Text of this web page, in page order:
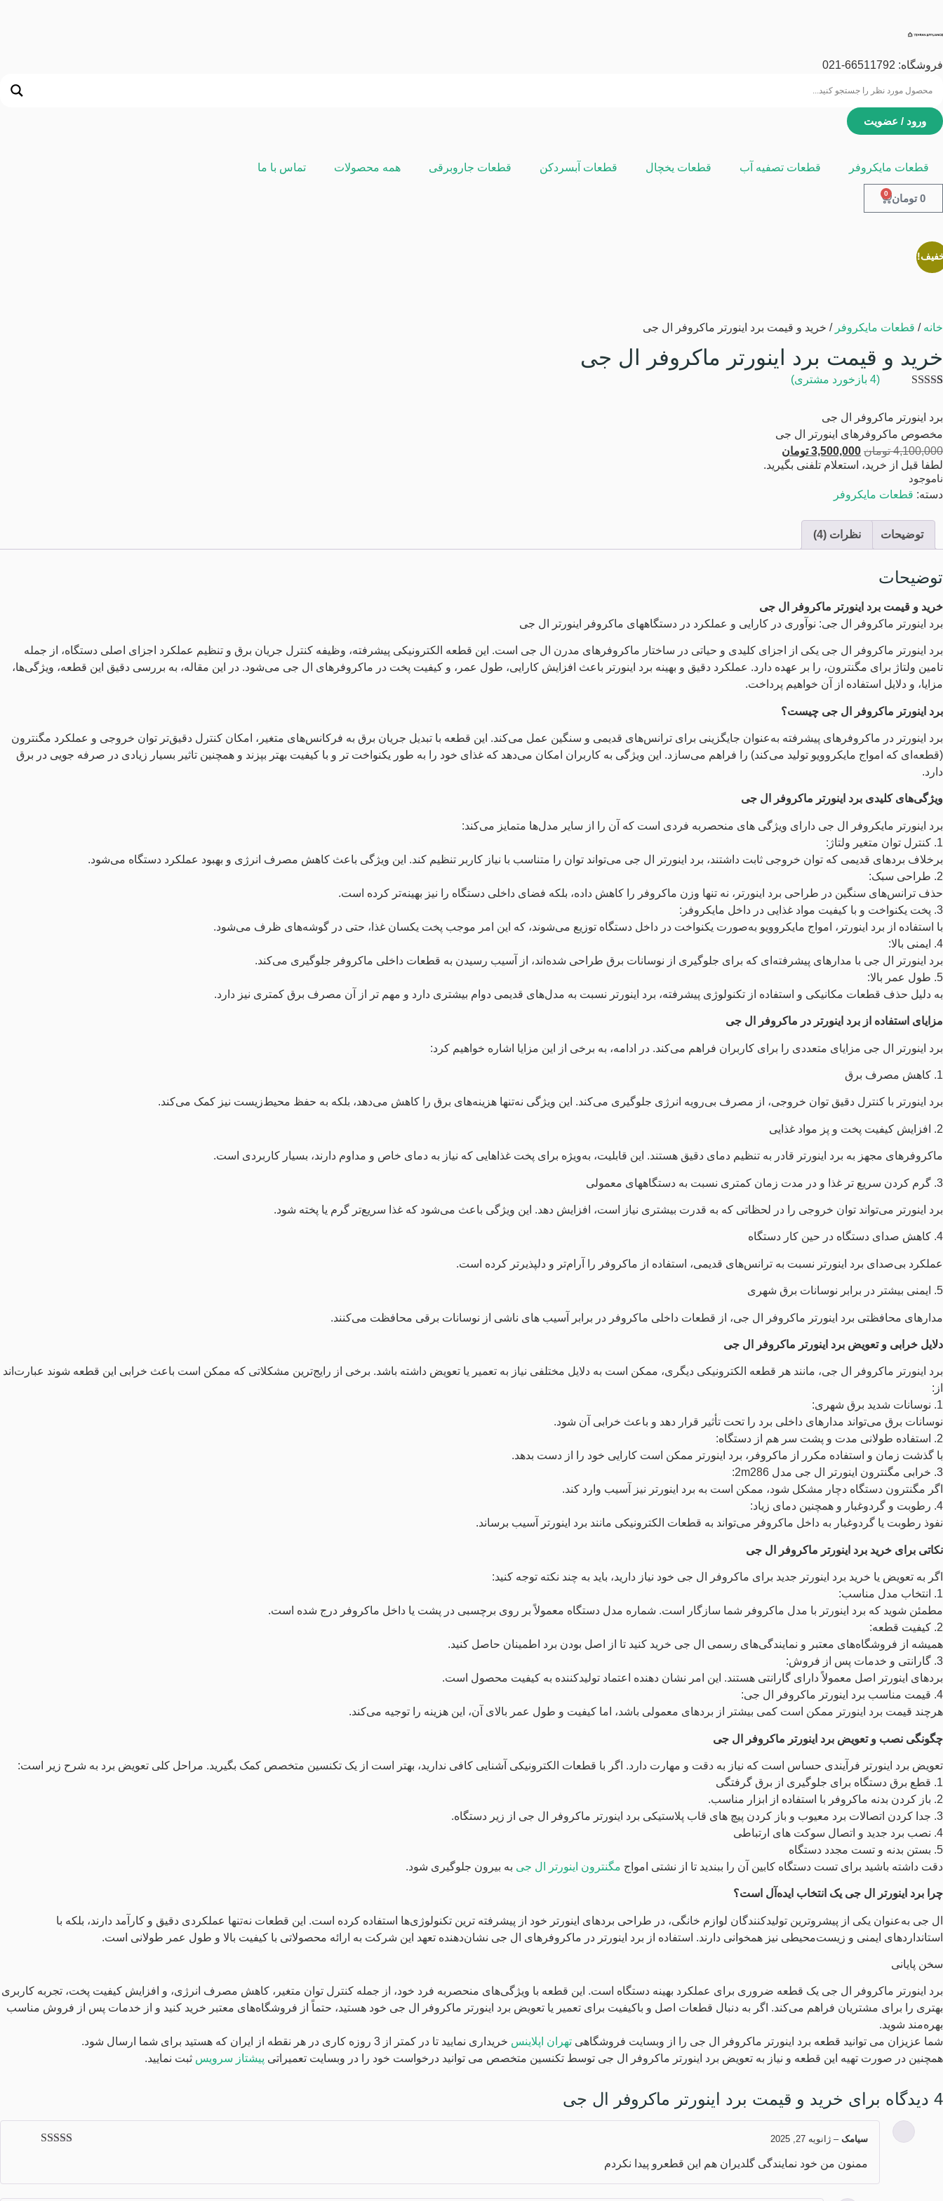
فروشگاه: 66511792
-021
ورود / عضویت
قطعات مایکروفر قطعات تصفیه آب قطعات یخچال قطعات آبسردکن قطعات جاروبرقی همه محصولات تماس با ما
0 تومان 0
خانه / قطعات مایکروفر / خرید و قیمت برد اینورتر ماکروفر ال جی
خرید و قیمت برد اینورتر ماکروفر ال جی
امتیازدهی
مشتری
(
4 بازخورد مشتری)
برد اینورتر ماکروفر ال جی
مخصوص ماکروفرهای اینورتر ال جی
4,100,000 تومان 3,500,000 تومان
لطفا قبل از خرید، استعلام تلفنی بگیرید.
ناموجود
دسته: قطعات مایکروفر
توضیحات نظرات (4)
توضیحات
خرید و قیمت برد اینورتر ماکروفر ال جی
برد اینورتر ماکروفر ال جی: نوآوری در کارایی و عملکرد در دستگاههای ماکروفر اینورتر ال جی
برد اینورتر ماکروفر ال جی یکی از اجزای کلیدی و حیاتی در ساختار ماکروفرهای مدرن ال جی است. این قطعه الکترونیکی پیشرفته، وظیفه کنترل جریان برق و تنظیم عملکرد اجزای اصلی دستگاه، از جمله
تامین ولتاژ برای مگنترون، را بر عهده دارد. عملکرد دقیق و بهینه برد اینورتر باعث افزایش کارایی، طول عمر، و کیفیت پخت در ماکروفرهای ال جی می‌شود. در این مقاله، به بررسی دقیق این قطعه، ویژگی‌ها،
مزایا، و دلایل استفاده از آن خواهیم پرداخت.
برد اینورتر ماکروفر ال جی چیست؟
برد اینورتر در ماکروفرهای پیشرفته به‌عنوان جایگزینی برای ترانس‌های قدیمی و سنگین عمل می‌کند. این قطعه با تبدیل جریان برق به فرکانس‌های متغیر، امکان کنترل دقیق‌تر توان خروجی و عملکرد مگنترون
(قطعه‌ای که امواج مایکروویو تولید می‌کند) را فراهم می‌سازد. این ویژگی به کاربران امکان می‌دهد که غذای خود را به طور یکنواخت‌ تر و با کیفیت بهتر بپزند و همچنین تاثیر بسیار زیادی در صرفه جویی در برق
دارد.
ویژگی‌های کلیدی برد اینورتر ماکروفر ال جی
برد اینورتر مایکروفر ال جی دارای ویژگی‌ های منحصربه‌ فردی است که آن را از سایر مدل‌ها متمایز می‌کند:
1. کنترل توان متغیر ولتاژ:
برخلاف بردهای قدیمی که توان خروجی ثابت داشتند، برد اینورتر ال جی می‌تواند توان را متناسب با نیاز کاربر تنظیم کند. این ویژگی باعث کاهش مصرف انرژی و بهبود عملکرد دستگاه می‌شود.
2. طراحی سبک:
حذف ترانس‌های سنگین در طراحی برد اینورتر، نه‌ تنها وزن ماکروفر را کاهش داده، بلکه فضای داخلی دستگاه را نیز بهینه‌تر کرده است.
3. پخت یکنواخت و با کیفیت مواد غذایی در داخل مایکروفر:
با استفاده از برد اینورتر، امواج مایکروویو به‌صورت یکنواخت در داخل دستگاه توزیع می‌شوند، که این امر موجب پخت یکسان غذا، حتی در گوشه‌های ظرف می‌شود.
4. ایمنی بالا:
برد اینورتر ال جی با مدارهای پیشرفته‌ای که برای جلوگیری از نوسانات برق طراحی شده‌اند، از آسیب رسیدن به قطعات داخلی ماکروفر جلوگیری می‌کند.
5. طول عمر بالا:
به دلیل حذف قطعات مکانیکی و استفاده از تکنولوژی پیشرفته، برد اینورتر نسبت به مدل‌های قدیمی دوام بیشتری دارد و مهم تر از آن مصرف برق کمتری نیز دارد.
مزایای استفاده از برد اینورتر در ماکروفر ال جی
برد اینورتر ال جی مزایای متعددی را برای کاربران فراهم می‌کند. در ادامه، به برخی از این مزایا اشاره خواهیم کرد:
1. کاهش مصرف برق
برد اینورتر با کنترل دقیق توان خروجی، از مصرف بی‌رویه انرژی جلوگیری می‌کند. این ویژگی نه‌تنها هزینه‌های برق را کاهش می‌دهد، بلکه به حفظ محیط‌زیست نیز کمک می‌کند.
2. افزایش کیفیت پخت و پز مواد غذایی
ماکروفرهای مجهز به برد اینورتر قادر به تنظیم دمای دقیق هستند. این قابلیت، به‌ویژه برای پخت غذاهایی که نیاز به دمای خاص و مداوم دارند، بسیار کاربردی است.
3. گرم کردن سریع‌ تر غذا و در مدت زمان کمتری نسبت به دستگاههای معمولی
برد اینورتر می‌تواند توان خروجی را در لحظاتی که به قدرت بیشتری نیاز است، افزایش دهد. این ویژگی باعث می‌شود که غذا سریع‌تر گرم یا پخته شود.
4. کاهش صدای دستگاه در حین کار دستگاه
عملکرد بی‌صدای برد اینورتر نسبت به ترانس‌های قدیمی، استفاده از ماکروفر را آرام‌تر و دلپذیرتر کرده است.
5. ایمنی بیشتر در برابر نوسانات برق شهری
مدارهای محافظتی برد اینورتر ماکروفر ال جی، از قطعات داخلی ماکروفر در برابر آسیب‌ های ناشی از نوسانات برقی محافظت می‌کنند.
دلایل خرابی و تعویض برد اینورتر ماکروفر ال جی
برد اینورتر ماکروفر ال جی، مانند هر قطعه الکترونیکی دیگری، ممکن است به دلایل مختلفی نیاز به تعمیر یا تعویض داشته باشد. برخی از رایج‌ترین مشکلاتی که ممکن است باعث خرابی این قطعه شوند عبارت‌اند
از:
1. نوسانات شدید برق شهری:
نوسانات برق می‌تواند مدارهای داخلی برد را تحت تأثیر قرار دهد و باعث خرابی آن شود.
2. استفاده طولانی‌ مدت و پشت سر هم از دستگاه:
با گذشت زمان و استفاده مکرر از ماکروفر، برد اینورتر ممکن است کارایی خود را از دست بدهد.
3. خرابی مگنترون اینورتر ال جی مدل 2m286:
اگر مگنترون دستگاه دچار مشکل شود، ممکن است به برد اینورتر نیز آسیب وارد کند.
4. رطوبت و گردوغبار و همچنین دمای زیاد:
نفوذ رطوبت یا گردوغبار به داخل ماکروفر می‌تواند به قطعات الکترونیکی مانند برد اینورتر آسیب برساند.
نکاتی برای خرید برد اینورتر ماکروفر ال جی
اگر به تعویض یا خرید برد اینورتر جدید برای ماکروفر ال جی خود نیاز دارید، باید به چند نکته توجه کنید:
1. انتخاب مدل مناسب:
مطمئن شوید که برد اینورتر با مدل ماکروفر شما سازگار است. شماره مدل دستگاه معمولاً بر روی برچسبی در پشت یا داخل ماکروفر درج شده است.
2. کیفیت قطعه:
همیشه از فروشگاه‌های معتبر و نمایندگی‌های رسمی ال جی خرید کنید تا از اصل بودن برد اطمینان حاصل کنید.
3. گارانتی و خدمات پس از فروش:
بردهای اینورتر اصل معمولاً دارای گارانتی هستند. این امر نشان‌ دهنده اعتماد تولیدکننده به کیفیت محصول است.
4. قیمت مناسب برد اینورتر ماکروفر ال جی:
هرچند قیمت برد اینورتر ممکن است کمی بیشتر از بردهای معمولی باشد، اما کیفیت و طول عمر بالای آن، این هزینه را توجیه می‌کند.
چگونگی نصب و تعویض برد اینورتر ماکروفر ال جی
تعویض برد اینورتر فرآیندی حساس است که نیاز به دقت و مهارت دارد. اگر با قطعات الکترونیکی آشنایی کافی ندارید، بهتر است از یک تکنسین متخصص کمک بگیرید. مراحل کلی تعویض برد به شرح زیر است:
1. قطع برق دستگاه برای جلوگیری از برق گرفتگی
2. باز کردن بدنه ماکروفر با استفاده از ابزار مناسب.
3. جدا کردن اتصالات برد معیوب و باز کردن پیچ های قاب پلاستیکی برد اینورتر ماکروفر ال جی از زیر دستگاه.
4. نصب برد جدید و اتصال سوکت های ارتباطی
5. بستن بدنه و تست مجدد دستگاه
دقت داشته باشید برای تست دستگاه کابین آن را ببندید تا از نشتی امواج مگنترون اینورتر ال جی به بیرون جلوگیری شود.
چرا برد اینورتر ال جی یک انتخاب ایده‌آل است؟
ال جی به‌عنوان یکی از پیشروترین تولیدکنندگان لوازم خانگی، در طراحی بردهای اینورتر خود از پیشرفته‌ ترین تکنولوژی‌ها استفاده کرده است. این قطعات نه‌تنها عملکردی دقیق و کارآمد دارند، بلکه با
استانداردهای ایمنی و زیست‌محیطی نیز همخوانی دارند. استفاده از برد اینورتر در ماکروفرهای ال جی نشان‌دهنده تعهد این شرکت به ارائه محصولاتی با کیفیت بالا و طول عمر طولانی است.
سخن پایانی
برد اینورتر ماکروفر ال جی یک قطعه ضروری برای عملکرد بهینه دستگاه است. این قطعه با ویژگی‌های منحصربه‌ فرد خود، از جمله کنترل توان متغیر، کاهش مصرف انرژی، و افزایش کیفیت پخت، تجربه کاربری
بهتری را برای مشتریان فراهم می‌کند. اگر به دنبال قطعات اصل و باکیفیت برای تعمیر یا تعویض برد اینورتر ماکروفر ال جی خود هستید، حتماً از فروشگاه‌های معتبر خرید کنید و از خدمات پس از فروش مناسب
بهره‌مند شوید.
شما عزیزان می توانید قطعه برد اینورتر ماکروفر ال جی را از وبسایت فروشگاهی تهران اپلاینس خریداری نمایید تا در کمتر از 3 روزه کاری در هر نقطه از ایران که هستید برای شما ارسال شود.
همچنین در صورت تهیه این قطعه و نیاز به تعویض برد اینورتر ماکروفر ال جی توسط تکنسین متخصص می توانید درخواست خود را در وبسایت تعمیراتی پیشتاز سرویس ثبت نمایید.
4 دیدگاه برای خرید و قیمت برد اینورتر ماکروفر ال جی
سیامک– ژانویه 27, 2025
ممنون من خود نمایندگی گلدیران هم این قطعرو پیدا نکردم